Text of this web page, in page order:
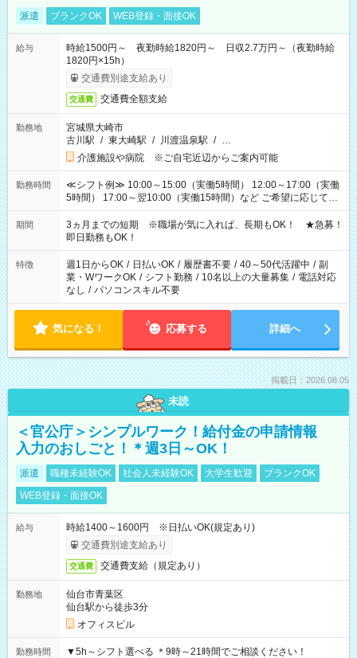
派遣 ブランクOK WEB登録・面接OK
給与
時給1500円～ 夜勤時給1820円～ 日収2.7万円～（夜勤時給
1820円×15h）
交通費別途支給あり
交通費 交通費全額支給
勤務地
宮城県大崎市
古川駅 / 東大崎駅 / 川渡温泉駅 / …
介護施設や病院 ※ご自宅近辺からご案内可能
勤務時間
≪シフト例≫ 10:00～15:00（実働5時間） 12:00～17:00（実働
5時間） 17:00～翌10:00（実働15時間）など ご希望に応じて、
働く時間は調整できます！ お気軽に担当へ相談ください！
期間
3ヵ月までの短期 ※職場が気に入れば、長期もOK！ ★急募！
即日勤務もOK！
特徴 週1日からOK / 日払いOK / 履歴書不要 / 40～50代活躍中 / 副
業・WワークOK / シフト勤務 / 10名以上の大量募集 / 電話対応
なし / パソコンスキル不要
気になる！ 応募する 詳細へ
掲載日：2026.08.05
未読
＜官公庁＞シンプルワーク！給付金の申請情報
入力のおしごと！＊週3日～OK！
派遣 職種未経験OK 社会人未経験OK 大学生歓迎
ブランクOK
WEB登録・面接OK
給与
時給1400～1600円 ※日払いOK(規定あり)
交通費別途支給あり
交通費 交通費支給（規定あり）
勤務地
仙台市青葉区
仙台駅から徒歩3分
オフィスビル
勤務時間 ▼5h～シフト選べる ＊9時～21時間でご相談ください！